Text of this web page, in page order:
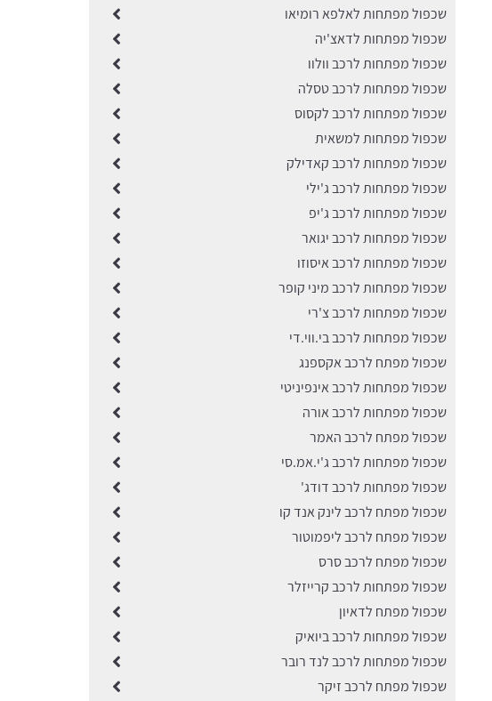
שכפול מפתחות לאלפא רומיאו
שכפול מפתחות לדאצ'יה
שכפול מפתחות לרכב וולוו
שכפול מפתחות לרכב טסלה
שכפול מפתחות לרכב לקסוס
שכפול מפתחות למשאית
שכפול מפתחות לרכב קאדילק
שכפול מפתחות לרכב ג'ילי
שכפול מפתחות לרכב ג'יפ
שכפול מפתחות לרכב יגואר
שכפול מפתחות לרכב איסוזו
שכפול מפתחות לרכב מיני קופר
שכפול מפתחות לרכב צ'רי
שכפול מפתחות לרכב בי.ווי.די
שכפול מפתח לרכב אקספנג
שכפול מפתחות לרכב אינפיניטי
שכפול מפתחות לרכב אורה
שכפול מפתח לרכב האמר
שכפול מפתחות לרכב ג'י.אמ.סי
שכפול מפתחות לרכב דודג'
שכפול מפתח לרכב לינק אנד קו
שכפול מפתח לרכב ליפמוטור
שכפול מפתח לרכב סרס
שכפול מפתחות לרכב קרייזלר
שכפול מפתח לדאיון
שכפול מפתחות לרכב ביואיק
שכפול מפתחות לרכב לנד רובר
שכפול מפתח לרכב זיקר